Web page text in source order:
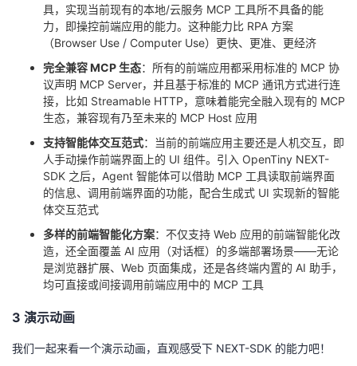
藏
具，实现当前现有的本地/云服务 MCP 工具所不具备的能
力，即操控前端应用的能力。这种能力比 RPA 方案
（Browser Use / Computer Use）更快、更准、更经济
完全兼容 MCP 生态：所有的前端应用都采用标准的 MCP 协
议声明 MCP Server，并且基于标准的 MCP 通讯方式进行连
接，比如 Streamable HTTP，意味着能完全融入现有的 MCP
生态，兼容现有乃至未来的 MCP Host 应用
支持智能体交互范式：当前的前端应用主要还是人机交互，即
人手动操作前端界面上的 UI 组件。引入 OpenTiny NEXT-
SDK 之后，Agent 智能体可以借助 MCP 工具读取前端界面
的信息、调用前端界面的功能，配合生成式 UI 实现新的智能
体交互范式
多样的前端智能化方案：不仅支持 Web 应用的前端智能化改
造，还全面覆盖 AI 应用（对话框）的多端部署场景——无论
是浏览器扩展、Web 页面集成，还是各终端内置的 AI 助手，
均可直接或间接调用前端应用中的 MCP 工具
3 演示动画
我们一起来看一个演示动画，直观感受下 NEXT-SDK 的能力吧！